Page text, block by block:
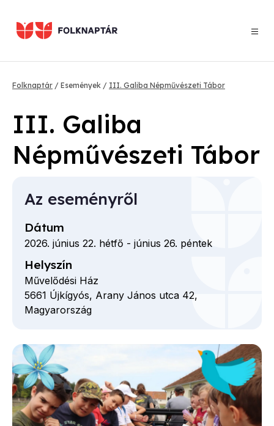
tartalomra
Morzsa
Folknaptár Események III. Galiba Népművészeti Tábor
III. Galiba
Népművészeti Tábor
Az eseményről
Dátum
2026. június 22. hétfő - június 26. péntek
Helyszín
Művelődési Ház
5661 Újkígyós, Arany János utca 42,
Magyarország